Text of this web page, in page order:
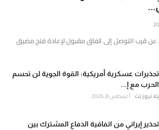
قرب التوصل إلى اتفاق مقبول لإعادة فتح مضيق
تحذيرات عسكرية أمريكية: القوة الجوية لن تحسم
الحرب مع إ...
يلا نيوز نت أغسطس 8, 2026
تحذير إيراني من اتفاقية الدفاع المشترك بين